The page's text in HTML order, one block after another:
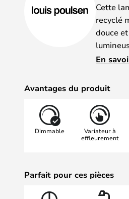
Cette
recyclé
douce
blanche
Cette
%/100
et 79
En
Avantages du produit
Dimmable
Variateur à
effleurement
Parfait pour ces pièces